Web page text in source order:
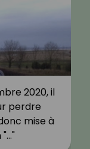
2020, il
perdre
mise à